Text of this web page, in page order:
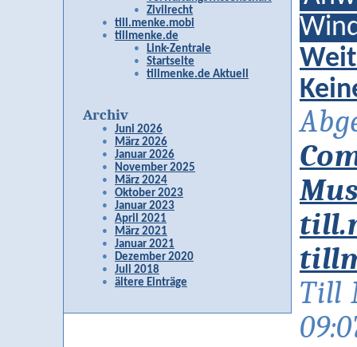
Zivilrecht
till.menke.mobi
tillmenke.de
Link-Zentrale
Startseite
tillmenke.de Aktuell
Archiv
Juni 2026
März 2026
Januar 2026
November 2025
März 2024
Oktober 2023
Januar 2023
April 2021
März 2021
Januar 2021
Dezember 2020
Juli 2018
ältere Einträge
Till